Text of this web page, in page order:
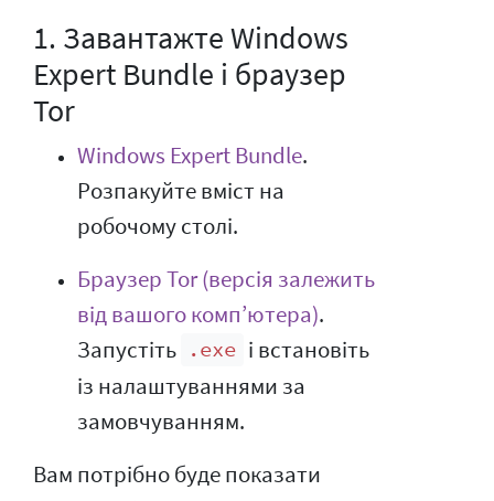
1. Завантажте Windows
Expert Bundle і браузер
Tor
Windows Expert Bundle.
Розпакуйте вміст на
робочому столі.
Браузер Tor (версія залежить
від вашого комп’ютера).
Запустіть
.exe і встановіть
із налаштуваннями за
замовчуванням.
Вам потрібно буде показати